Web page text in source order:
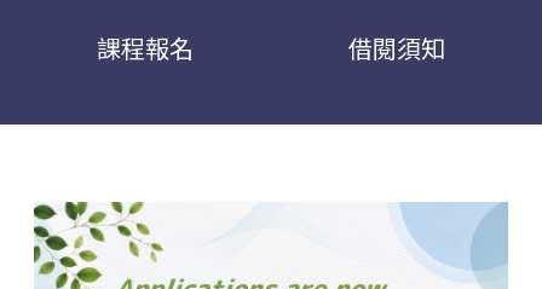
課程報名 借閱須知